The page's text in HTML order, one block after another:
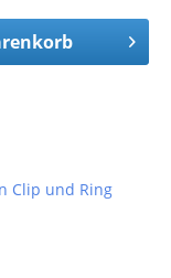
Clip und Ring